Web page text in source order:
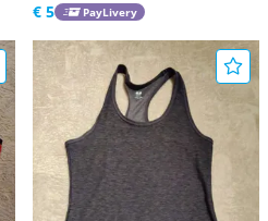
€ 5
PayLivery